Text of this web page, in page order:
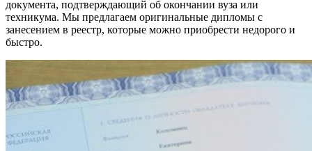
документа, подтверждающий об окончании вуза или
техникума. Мы предлагаем оригинальные дипломы с
занесением в реестр, которые можно приобрести недорого и
быстро.